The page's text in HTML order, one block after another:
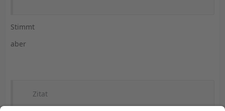
Stimmt
aber
Zitat